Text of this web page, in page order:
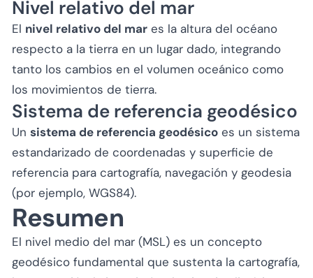
Nivel relativo del mar
El nivel relativo del mar es la altura del océano
respecto a la tierra en un lugar dado, integrando
tanto los cambios en el volumen oceánico como
los movimientos de tierra.
Sistema de referencia geodésico
Un sistema de referencia geodésico es un sistema
estandarizado de coordenadas y superficie de
referencia para cartografía, navegación y geodesia
(por ejemplo, WGS84).
Resumen
El nivel medio del mar (MSL) es un concepto
geodésico fundamental que sustenta la cartografía,